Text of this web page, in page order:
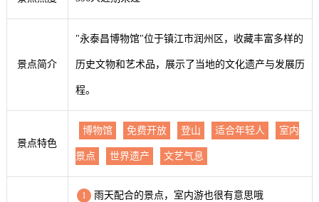
景点简介
"永泰昌博物馆"位于镇江市润州区，收藏丰富多样的
历史文物和艺术品，展示了当地的文化遗产与发展历
程。
景点特色
博物馆 免费开放 登山 适合年轻人 室内
景点 世界遗产 文艺气息
1 雨天配合的景点，室内游也很有意思哦